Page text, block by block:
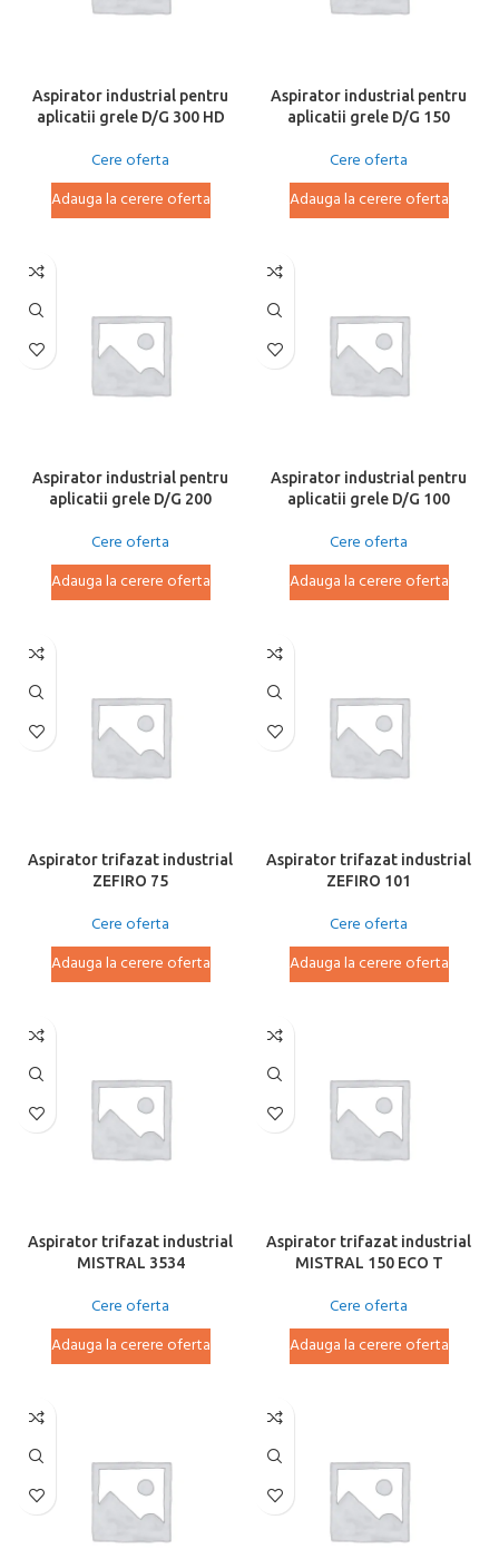
Aspirator industrial pentru
aplicatii grele D/G 300 HD
Cere oferta
Adauga la cerere oferta
Aspirator industrial pentru
aplicatii grele D/G 150
Cere oferta
Adauga la cerere oferta
Aspirator industrial pentru
aplicatii grele D/G 200
Cere oferta
Adauga la cerere oferta
Aspirator industrial pentru
aplicatii grele D/G 100
Cere oferta
Adauga la cerere oferta
Aspirator trifazat industrial
ZEFIRO 75
Cere oferta
Adauga la cerere oferta
Aspirator trifazat industrial
ZEFIRO 101
Cere oferta
Adauga la cerere oferta
Aspirator trifazat industrial
MISTRAL 3534
Cere oferta
Adauga la cerere oferta
Aspirator trifazat industrial
MISTRAL 150 ECO T
Cere oferta
Adauga la cerere oferta